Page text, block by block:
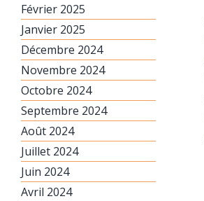
Février 2025
Janvier 2025
Décembre 2024
Novembre 2024
Octobre 2024
Septembre 2024
Août 2024
Juillet 2024
Juin 2024
Avril 2024